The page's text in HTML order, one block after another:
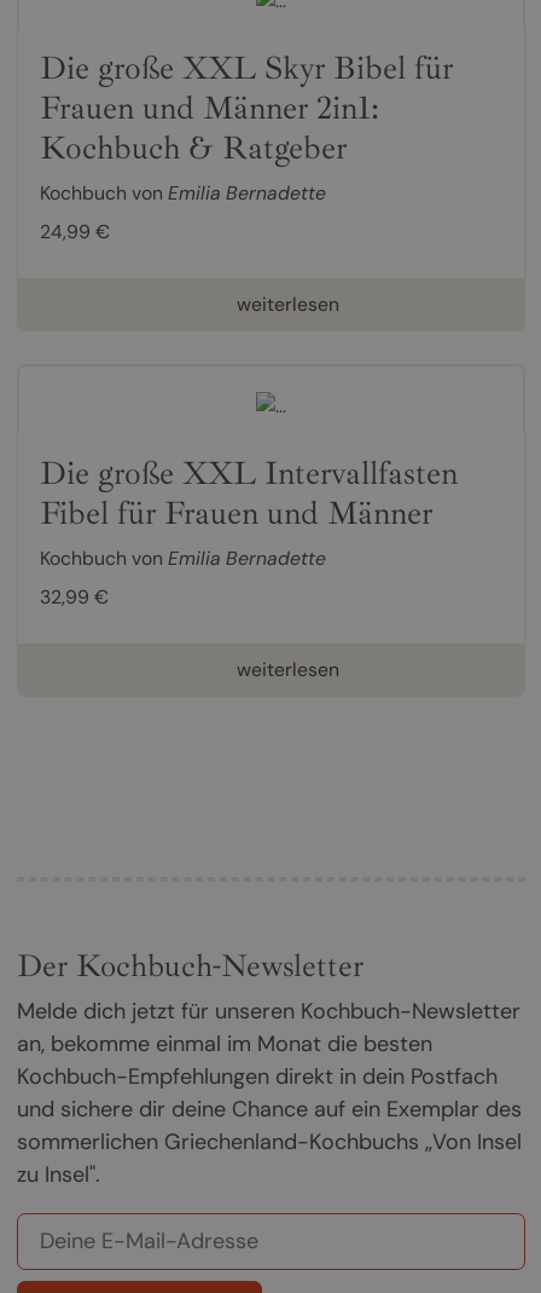
Die große XXL Skyr Bibel für
Frauen und Männer 2in1:
Kochbuch & Ratgeber
Kochbuch von Emilia Bernadette
24,99 €
weiterlesen
Die große XXL Intervallfasten
Fibel für Frauen und Männer
Kochbuch von Emilia Bernadette
32,99 €
weiterlesen
Der Kochbuch-Newsletter
Melde dich jetzt für unseren Kochbuch-Newsletter
an, bekomme einmal im Monat die besten
Kochbuch-Empfehlungen direkt in dein Postfach
und sichere dir deine Chance auf ein Exemplar des
sommerlichen Griechenland-Kochbuchs „Von Insel
zu Insel".